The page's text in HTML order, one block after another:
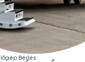
Bérlés